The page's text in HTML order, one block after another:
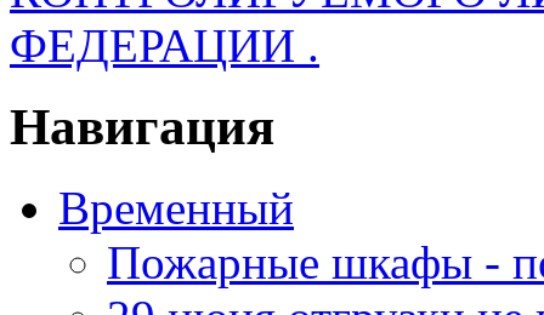
ФЕДЕРАЦИИ .
Навигация
Временный
Пожарные шкафы -